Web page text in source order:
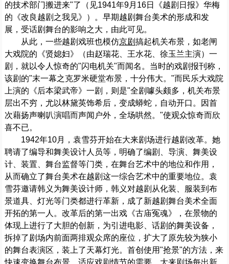
的技术部门搬进来"了（见1941年9月16日《越剧日报》华梅
的《改良越剧之我见》）。早期越剧舞台美术的形成和发
展，受话剧舞台的影响之大，由此可见。
从此，一些越剧戏班也模仿京剧搞起机关布景，如老闸
大戏院的《贤媳妇》（由赵瑞花、王水花、徐玉兰主演）一
剧，就以令人惊奇的"闪电机关"而闻名。当时的戏剧报刊称，
该剧的"末一幕之克罗米硬堂布景，十分伟大。"而民乐大戏院
上演的《后本梁武帝》一剧，则是"全剧噱头颇多，机关布景
层出不穷，尤以林黛英饰希后，变成蟒蛇，自动开口。因首
次藉扬声喇叭演唱而声闻户外，全场哄然。"使观众惊奇而欣
喜不已。
1942年10月，袁雪芬开始在大来剧场进行越剧改革。她
聘请了编导和舞美设计人员等，明确了编剧、导演、舞美设
计、装置、舞台监督等门类，在舞台艺术中的地位和作用，
从而确立了舞台美术在越剧这一综合艺术中的重要地位。袁
雪芬邀请韩义为舞美设计师，韩义对越剧从化装、服装到布
景道具、灯光等门类都进行革新，成了新越剧舞台美术全面
开拓的第一人。改革后的第一出戏《古庙冤魂》，在景物的
体现上进行了大胆的创新，为引进电影、话剧的舞美设备，
拆掉了剧场内前面两排观众席的座位，扩大了原先较为狭小
的舞台表演区，装上了天幕灯光。首创使用"抢景"的方法，来